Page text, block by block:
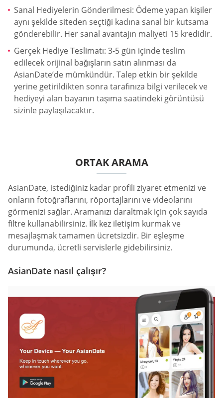
Sanal Hediyelerin Gönderilmesi: Ödeme yapan kişiler
aynı şekilde siteden seçtiği kadına sanal bir kutsama
gönderebilir. Her sanal avantajın maliyeti 15 kredidir.
Gerçek Hediye Teslimatı: 3-5 gün içinde teslim
edilecek orijinal bağışların satın alınması da
AsianDate’de mümkündür. Talep etkin bir şekilde
yerine getirildikten sonra tarafınıza bilgi verilecek ve
hediyeyi alan bayanın taşıma saatindeki görüntüsü
sizinle paylaşılacaktır.
ORTAK ARAMA
AsianDate, istediğiniz kadar profili ziyaret etmenizi ve
onların fotoğraflarını, röportajlarını ve videolarını
görmenizi sağlar. Aramanızı daraltmak için çok sayıda
filtre kullanabilirsiniz. İlk kez iletişim kurmak ve
mesajlaşmak tamamen ücretsizdir. Bir eşleşme
durumunda, ücretli servislerle gidebilirsiniz.
AsianDate nasıl çalışır?